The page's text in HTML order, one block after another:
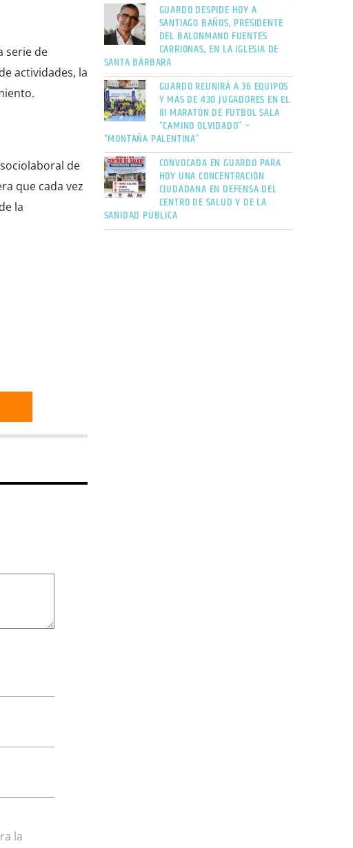
serie de
actividades, la
de
que cada vez
la
la
GUARDO DESPIDE HOY A
SANTIAGO BAÑOS, PRESIDENTE
DEL BALONMANO FUENTES
CARRIONAS, EN LA IGLESIA DE
SANTA BÁRBARA
GUARDO REUNIRÁ A 36 EQUIPOS
Y MÁS DE 430 JUGADORES EN EL
III MARATÓN DE FÚTBOL SALA
“CAMINO OLVIDADO” –
“MONTAÑA PALENTINA”
CONVOCADA EN GUARDO PARA
HOY UNA CONCENTRACIÓN
CIUDADANA EN DEFENSA DEL
CENTRO DE SALUD Y DE LA
SANIDAD PÚBLICA